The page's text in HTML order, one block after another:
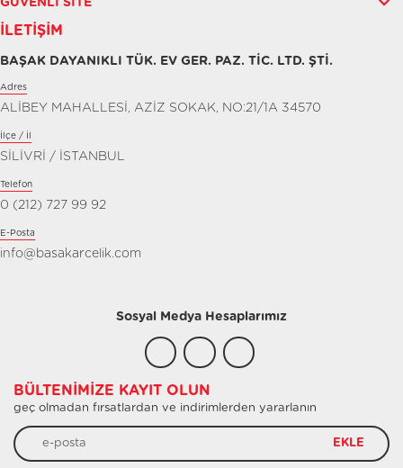
GÜVENLI SITE
İLETIŞIM
BAŞAK DAYANIKLI TÜK. EV GER. PAZ. TİC. LTD. ŞTİ.
Adres
ALİBEY MAHALLESİ, AZİZ SOKAK, NO:21/1A 34570
İlçe / İl
SİLİVRİ / İSTANBUL
Telefon
0 (212) 727 99 92
E-Posta
info@basakarcelik.com
Sosyal Medya Hesaplarımız
BÜLTENIMIZE KAYIT OLUN
geç olmadan fırsatlardan ve indirimlerden yararlanın
EKLE